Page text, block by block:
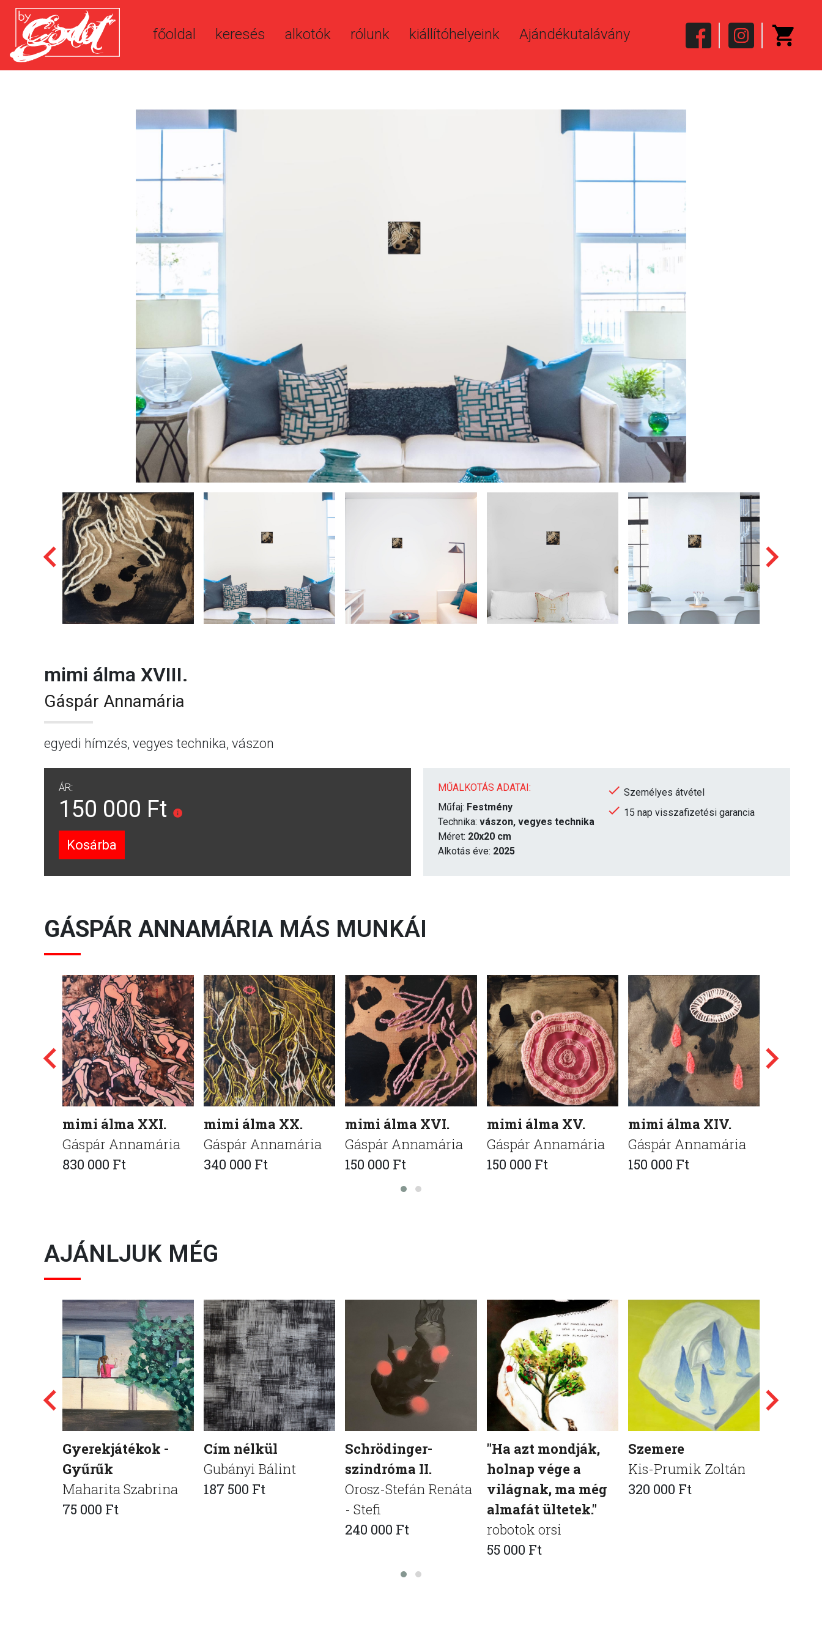
főoldal keresés alkotók rólunk kiállítóhelyeink Ajándékutalávány
mimi álma XVIII.
Gáspár Annamária
egyedi hímzés, vegyes technika, vászon
ÁR:
150 000 Ft
Kosárba
MŰALKOTÁS ADATAI:
Műfaj: Festmény
Technika: vászon, vegyes technika
Méret: 20x20 cm
Alkotás éve: 2025
Személyes átvétel
15 nap visszafizetési garancia
GÁSPÁR ANNAMÁRIA MÁS MUNKÁI
mimi álma XXI.
Gáspár Annamária
830 000 Ft
mimi álma XX.
Gáspár Annamária
340 000 Ft
mimi álma XVI.
Gáspár Annamária
150 000 Ft
mimi álma XV.
Gáspár Annamária
150 000 Ft
mimi álma XIV.
Gáspár Annamária
150 000 Ft
AJÁNLJUK MÉG
Gyerekjátékok -
Gyűrűk
Maharita Szabrina
75 000 Ft
Cím nélkül
Gubányi Bálint
187 500 Ft
Schrödinger-
szindróma II.
Orosz-Stefán Renáta
- Stefi
240 000 Ft
"Ha azt mondják,
holnap vége a
világnak, ma még
almafát ültetek."
robotok orsi
55 000 Ft
Szemere
Kis-Prumik Zoltán
320 000 Ft